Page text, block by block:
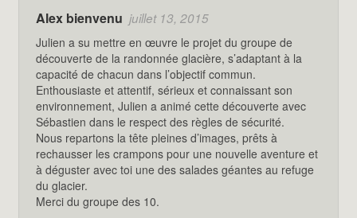
Alex bienvenu juillet 13, 2015
Julien a su mettre en œuvre le projet du groupe de
découverte de la randonnée glacière, s’adaptant à la
capacité de chacun dans l’objectif commun.
Enthousiaste et attentif, sérieux et connaissant son
environnement, Julien a animé cette découverte avec
Sébastien dans le respect des règles de sécurité.
Nous repartons la tête pleines d’images, prêts à
rechausser les crampons pour une nouvelle aventure et
à déguster avec toi une des salades géantes au refuge
du glacier.
Merci du groupe des 10.